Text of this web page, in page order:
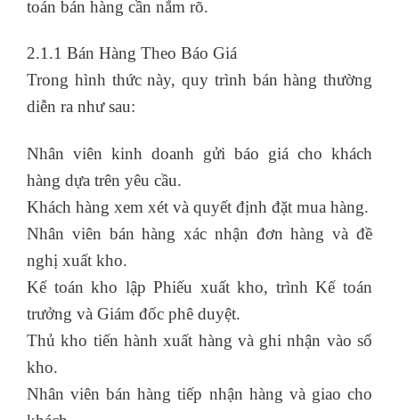
toán bán hàng cần nắm rõ.
2.1.1 Bán Hàng Theo Báo Giá
Trong hình thức này, quy trình bán hàng thường
diễn ra như sau:
Nhân viên kinh doanh gửi báo giá cho khách
hàng dựa trên yêu cầu.
Khách hàng xem xét và quyết định đặt mua hàng.
Nhân viên bán hàng xác nhận đơn hàng và đề
nghị xuất kho.
Kế toán kho lập Phiếu xuất kho, trình Kế toán
trưởng và Giám đốc phê duyệt.
Thủ kho tiến hành xuất hàng và ghi nhận vào sổ
kho.
Nhân viên bán hàng tiếp nhận hàng và giao cho